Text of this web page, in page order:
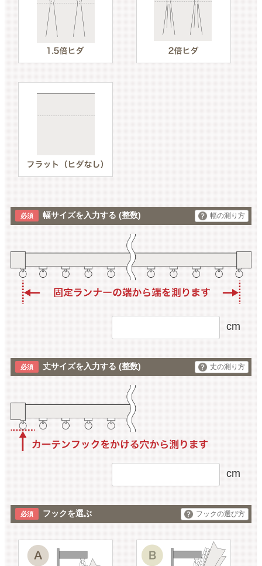
幅サイズを入力する (整数) 幅の測り方
cm
丈サイズを入力する (整数) 丈の測り方
cm
フックを選ぶ フックの選び方